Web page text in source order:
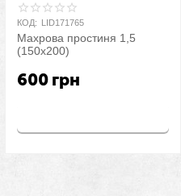
КОД: LID171765
Махрова простиня 1,5
(150х200)
600 грн